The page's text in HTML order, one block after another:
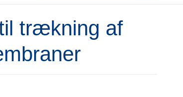
trækning af